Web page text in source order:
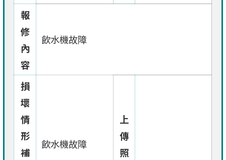
報
修
內
容
飲水機故障
損
壞
情
形
補
飲水機故障
上
傳
照